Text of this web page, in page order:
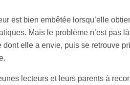
est bien embêtée lorsqu’elle
Mais le problème n’est pas
dont elle a envie, puis se retrouve
lecteurs et leurs parents à